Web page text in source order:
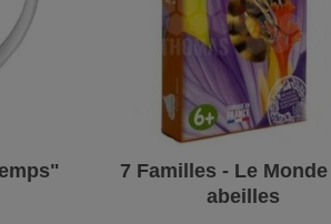
7 Familles - Le
abeilles